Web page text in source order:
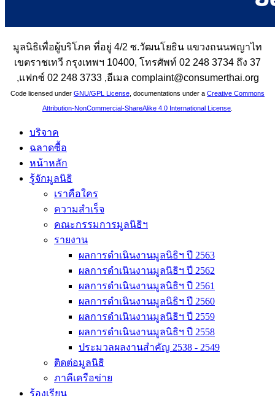
มูลนิธิเพื่อผู้บริโภค ที่อยู่ 4/2 ซ.วัฒนโยธิน แขวงถนนพญาไท
เขตราชเทวี กรุงเทพฯ 10400, โทรศัพท์ 02 248 3734 ถึง 37
,แฟกซ์ 02 248 3733 ,อีเมล complaint@consumerthai.org
Code licensed under GNU/GPL License, documentations under a Creative Commons
Attribution-NonCommercial-ShareAlike 4.0 International License.
บริจาค
ฉลาดซื้อ
หน้าหลัก
รู้จักมูลนิธิ
เราคือใคร
ความสำเร็จ
คณะกรรมการมูลนิธิฯ
รายงาน
ผลการดำเนินงานมูลนิธิฯ ปี 2563
ผลการดำเนินงานมูลนิธิฯ ปี 2562
ผลการดำเนินงานมูลนิธิฯ ปี 2561
ผลการดำเนินงานมูลนิธิฯ ปี 2560
ผลการดำเนินงานมูลนิธิฯ ปี 2559
ผลการดำเนินงานมูลนิธิฯ ปี 2558
ประมวลผลงานสำคัญ 2538 - 2549
ติดต่อมูลนิธิ
ภาคีเครือข่าย
ร้องเรียน